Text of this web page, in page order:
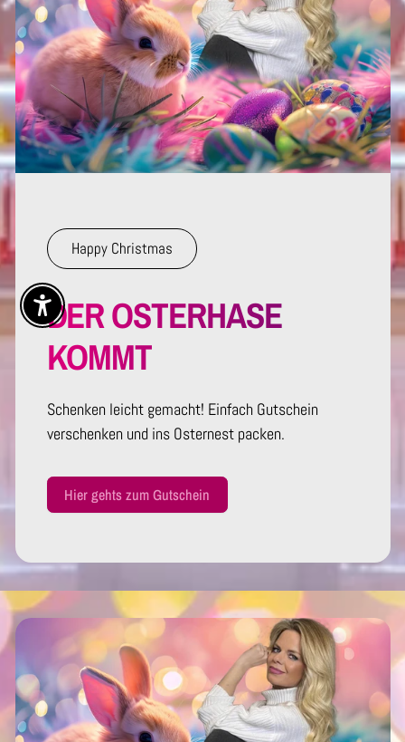
Happy Christmas
DER OSTERHASE
KOMMT
Schenken leicht gemacht! Einfach Gutschein
verschenken und ins Osternest packen.
Hier gehts zum Gutschein
Enable Accessibility